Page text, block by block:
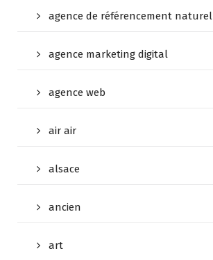
agence de référencement naturel
agence marketing digital
agence web
air air
alsace
ancien
art